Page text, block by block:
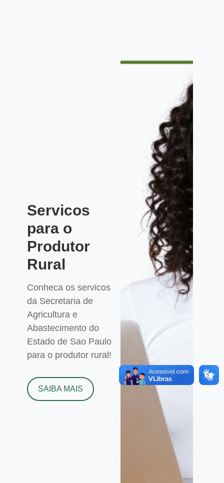
Servicos
para o
Produtor
Rural
Conheca os servicos
da Secretaria de
Agricultura e
Abastecimento do
Estado de Sao Paulo
para o produtor rural!
SAIBA MAIS